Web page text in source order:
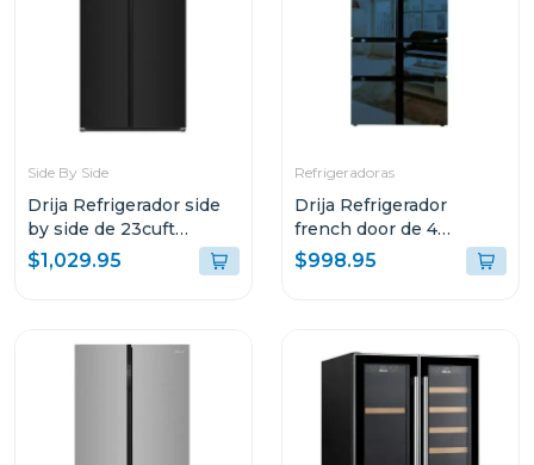
Side By Side
Drija Refrigerador side
by side de 23cuft
inverter diseño vidrio
negro
$1,029.95
Refrigeradoras
Drija Refrigerador
french door de 4
puertas 18cuft inverter
diseño espejo azul
$998.95